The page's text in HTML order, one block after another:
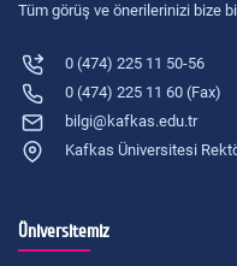
Tüm görüş ve önerilerinizi bize
0 (474) 225 11 50-56
0 (474) 225 11 60 (Fax)
bilgi@kafkas.edu.tr
Kafkas Üniversitesi
Üniversitemiz